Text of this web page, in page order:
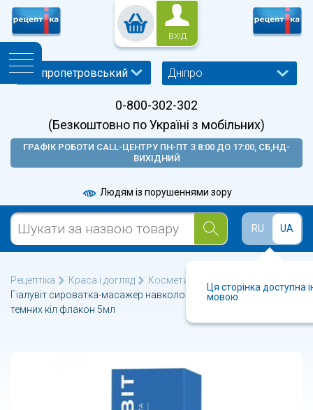
ВХІД
Дніпро
0-800-302-302
(Безкоштовно по Україні з мобільних)
ГРАФІК РОБОТИ CALL-ЦЕНТРУ ПН-ПТ З 8:00 ДО 17:00, СБ,НД-
ВИХІДНИЙ
Людям із порушеннями зору
RU UA
Ця сторінка доступна
мовою
Рецептіка Краса і догляд
Косметика для обличчя
Гіалувіт сироватка-масажер навколо очей від набряків та
темних кіл флакон 5мл